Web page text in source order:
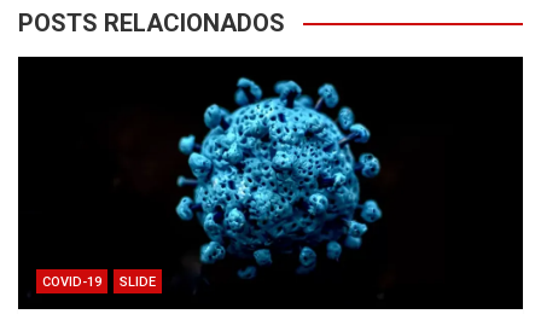
POSTS RELACIONADOS
COVID-19 SLIDE